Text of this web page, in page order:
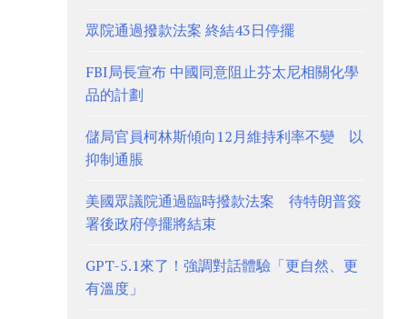
眾院通過撥款法案 終結43日停擺
FBI局長宣布 中國同意阻止芬太尼相關化學
品的計劃
儲局官員柯林斯傾向12月維持利率不變 以
抑制通脹
美國眾議院通過臨時撥款法案 待特朗普簽
署後政府停擺將結束
GPT-5.1來了！強調對話體驗「更自然、更
有溫度」